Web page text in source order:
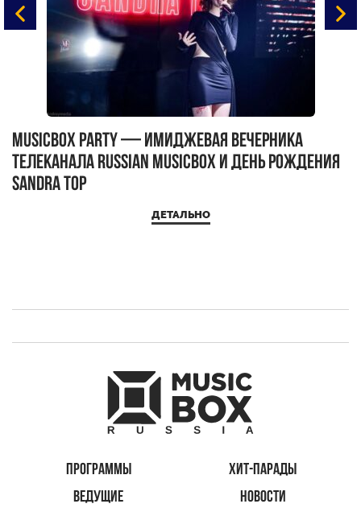
MUSICBOX PARTY — имиджевая вечерника
телеканала RUSSIAN MUSICBOX и день рождения
Sandra Top
ДЕТАЛЬНО
ПРОГРАММЫ
ХИТ-ПАРАДЫ
ВЕДУЩИЕ
НОВОСТИ